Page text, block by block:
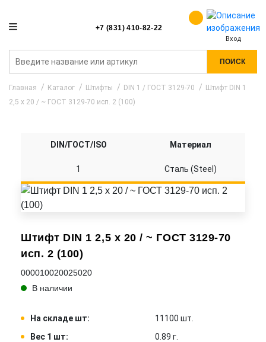
+7 (831) 410-82-22
Вход
ПОИСК
Главная Каталог Штифты DIN 1 / ГОСТ 3129-70
Штифт DIN 1
2,5 x 20 / ~ ГОСТ 3129-70 исп. 2 (100)
Штифт DIN 1 2,5 x 20 / ~ ГОСТ 3129-70
исп. 2 (100)
000010020025020
В наличии
На складе шт:
11100 шт.
Вес 1 шт:
0.89 г.
DIN/ГОСТ/ISO Материал
1 Сталь (Steel)